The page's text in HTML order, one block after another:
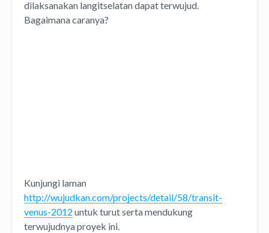
dilaksanakan langitselatan dapat terwujud.
Bagaimana caranya?
Kunjungi laman
http://wujudkan.com/projects/detail/58/transit-
venus-2012 untuk turut serta mendukung
terwujudnya proyek ini.